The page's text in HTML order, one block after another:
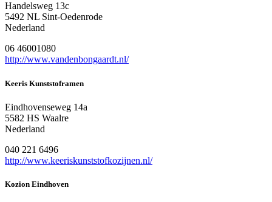
Handelsweg 13c
5492 NL Sint-Oedenrode
Nederland
06 46001080
http://www.vandenbongaardt.nl/
Keeris Kunststoframen
Eindhovenseweg 14a
5582 HS Waalre
Nederland
040 221 6496
http://www.keeriskunststofkozijnen.nl/
Kozion Eindhoven